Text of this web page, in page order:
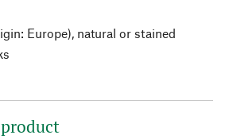
Europe), natural or stained